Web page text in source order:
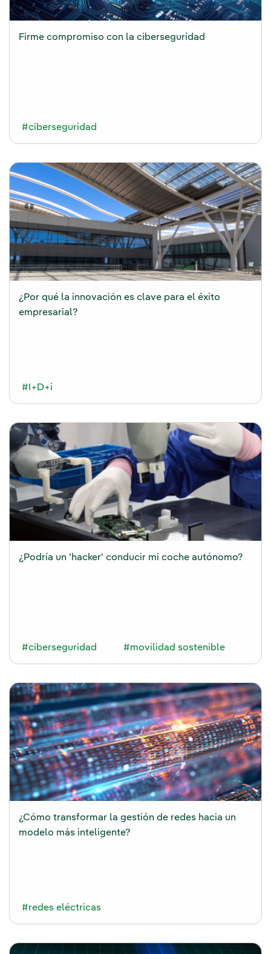
Firme compromiso con la ciberseguridad
#ciberseguridad
¿Por qué la innovación es clave para el éxito
empresarial?
#I+D+i
¿Podría un 'hacker' conducir mi coche autónomo?
#ciberseguridad #movilidad sostenible
¿Cómo transformar la gestión de redes hacia un
modelo más inteligente?
#redes eléctricas